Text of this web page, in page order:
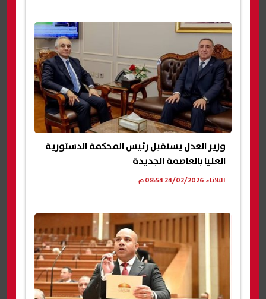
وزير العدل يستقبل رئيس المحكمة الدستورية
العليا بالعاصمة الجديدة
الثلاثاء 24/02/2026 08:54 م